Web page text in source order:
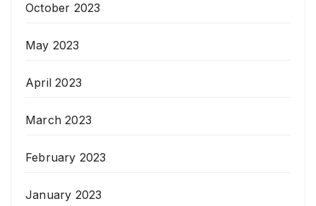
October 2023
May 2023
April 2023
March 2023
February 2023
January 2023